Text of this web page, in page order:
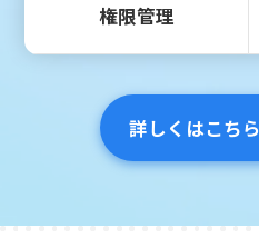
権限管理
詳しくはこちら